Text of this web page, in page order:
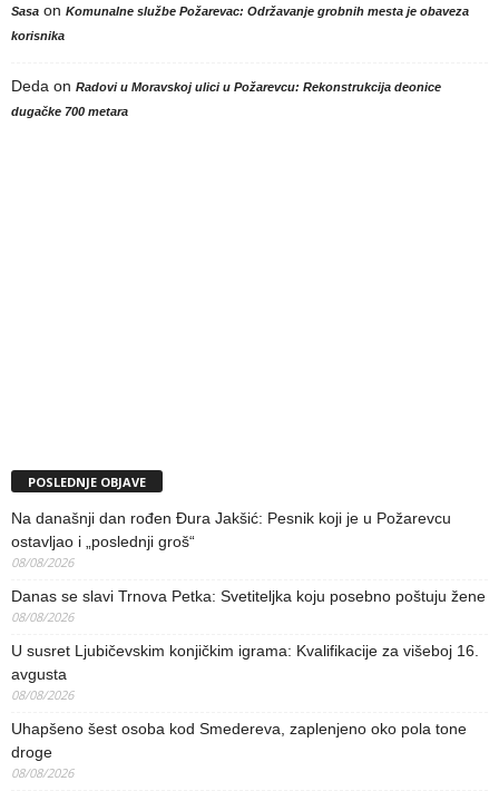
Sasa on Komunalne službe Požarevac: Održavanje grobnih mesta je obaveza
korisnika
Deda on Radovi u Moravskoj ulici u Požarevcu: Rekonstrukcija deonice
dugačke 700 metara
POSLEDNJE OBJAVE
Na današnji dan rođen Đura Jakšić: Pesnik koji je u Požarevcu
ostavljao i „poslednji groš“
08/08/2026
Danas se slavi Trnova Petka: Svetiteljka koju posebno poštuju žene
08/08/2026
U susret Ljubičevskim konjičkim igrama: Kvalifikacije za višeboj 16.
avgusta
08/08/2026
Uhapšeno šest osoba kod Smedereva, zaplenjeno oko pola tone
droge
08/08/2026